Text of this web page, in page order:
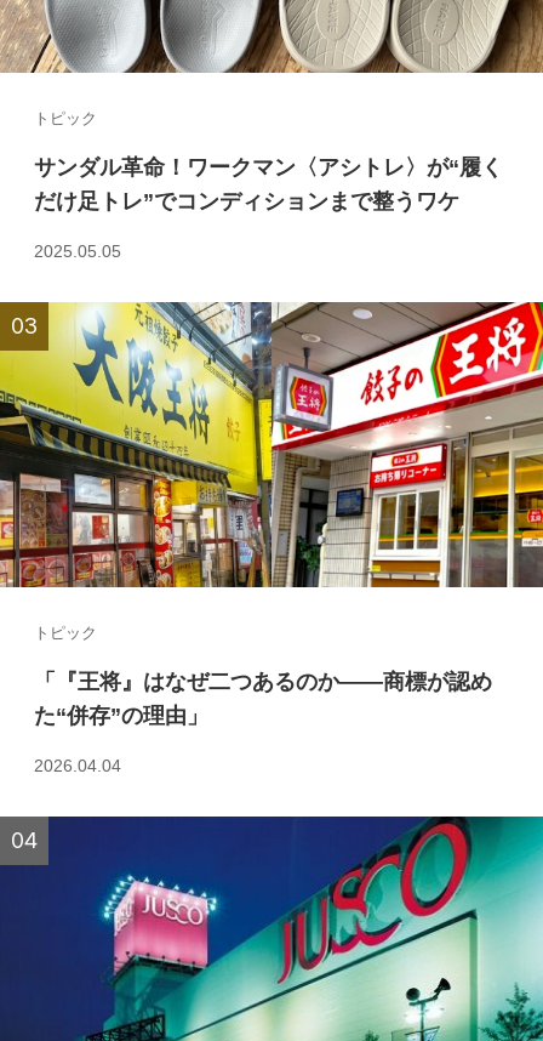
トピック
サンダル革命！ワークマン〈アシトレ〉が“履く
だけ足トレ”でコンディションまで整うワケ
2025.05.05
トピック
「『王将』はなぜ二つあるのか――商標が認め
た“併存”の理由」
2026.04.04